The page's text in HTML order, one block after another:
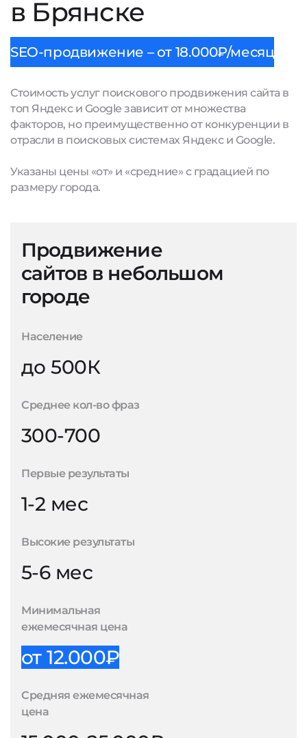
в Брянске
SEO-продвижение – от 18.000₽/месяц
Стоимость услуг поискового продвижения сайта в
топ Яндекс и Google зависит от множества
факторов, но преимущественно от конкуренции в
отрасли в поисковых системах Яндекс и Google.
Указаны цены «от» и «средние» с градацией по
размеру города.
Продвижение
сайтов в небольшом
городе
Население
до 500К
Среднее кол-во фраз
300-700
Первые результаты
1-2 мес
Высокие результаты
5-6 мес
Минимальная
ежемесячная цена
от 12.000₽
Средняя ежемесячная
цена